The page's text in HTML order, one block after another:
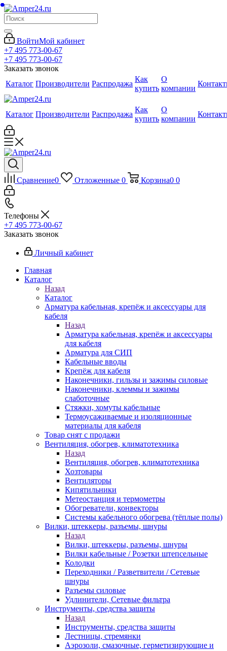
ВойтиМой кабинет
+7 495 773-00-67
+7 495 773-00-67
Заказать звонок
Каталог Производители Распродажа
Как
купить
О
компании
Каталог Производители Распродажа
Как
купить
О
компании
Сравнение0 Отложенные 0 Корзина0 0
Телефоны
+7 495 773-00-67
Заказать звонок
Личный кабинет
Главная
Каталог
Назад
Каталог
Арматура кабельная, крепёж и аксессуары для
кабеля
Назад
Арматура кабельная, крепёж и аксессуары
для кабеля
Арматура для СИП
Кабельные вводы
Крепёж для кабеля
Наконечники, гильзы и зажимы силовые
Наконечники, клеммы и зажимы
слаботочные
Стяжки, хомуты кабельные
Термоусаживаемые и изоляционные
материалы для кабеля
Товар снят с продажи
Вентиляция, обогрев, климатотехника
Назад
Вентиляция, обогрев, климатотехника
Хозтовары
Вентиляторы
Кипятильники
Метеостанция и термометры
Обогреватели, конвекторы
Системы кабельного обогрева (тёплые полы)
Вилки, штеккеры, разъемы, шнуры
Назад
Вилки, штеккеры, разъемы, шнуры
Вилки кабельные / Розетки штепсельные
Колодки
Переходники / Разветвители / Сетевые
шнуры
Разъемы силовые
Удлинители, Сетевые фильтра
Инструменты, средства защиты
Назад
Инструменты, средства защиты
Лестницы, стремянки
Аэрозоли, смазочные, герметизирующие и